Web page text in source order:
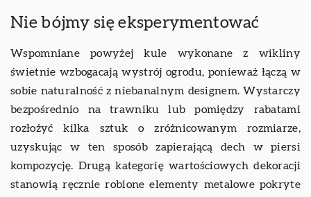
Nie bójmy się eksperymentować
Wspomniane powyżej kule wykonane z wikliny
świetnie wzbogacają wystrój ogrodu, ponieważ łączą w
sobie naturalność z niebanalnym designem. Wystarczy
bezpośrednio na trawniku lub pomiędzy rabatami
rozłożyć kilka sztuk o zróżnicowanym rozmiarze,
uzyskując w ten sposób zapierającą dech w piersi
kompozycję. Drugą kategorię wartościowych dekoracji
stanowią ręcznie robione elementy metalowe pokryte